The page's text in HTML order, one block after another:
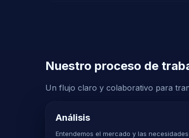
Nuestro proceso de
Un flujo claro y colaborativo para
Análisis
Entendemos el mercado y las